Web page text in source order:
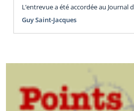
L’entrevue a été accordée au Journal
Guy Saint-Jacques